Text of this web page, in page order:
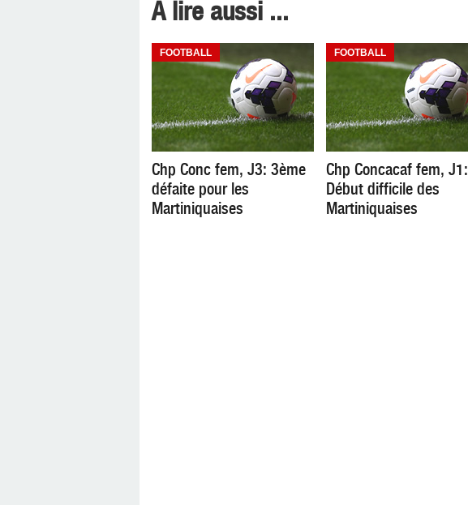
A lire aussi ...
FOOTBALL
Chp Conc fem, J3: 3ème
défaite pour les
Martiniquaises
FOOTBALL
Chp Concacaf fem, J1:
Début difficile des
Martiniquaises